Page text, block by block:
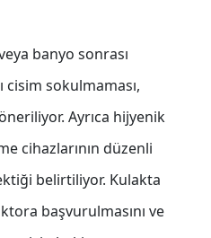
banyo sonrası
sokulmaması,
Ayrıca hijyenik
cihazlarının düzenli
belirtiliyor. Kulakta
başvurulmasını ve